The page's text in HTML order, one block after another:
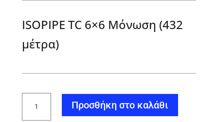
ISOPIPE TC 6×6 Μόνωση (432
μέτρα)
Προσθήκη στο καλάθι